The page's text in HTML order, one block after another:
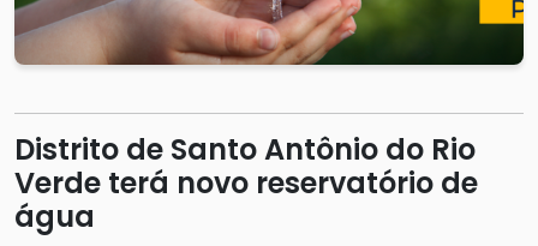
Distrito de Santo Antônio do Rio
Verde terá novo reservatório de
água